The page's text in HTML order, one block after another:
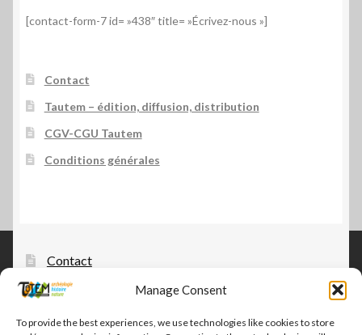
Manage Consent
To provide the best experiences, we use technologies like cookies to store
[contact-form-7 id= »438″ title= »Écrivez-nous »]
Contact
Tautem – édition, diffusion, distribution
CGV-CGU Tautem
Conditions générales
Contact
Tautem – édition, diffusion, distribution
CGV-CGU Tautem